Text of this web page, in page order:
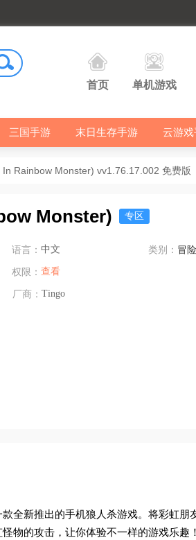
首页 单机游戏
三国手游 末日生存手游 云游戏
Rainbow Monster) vv1.76.17.002 免费版
Monster) 专区
语言： 中文 类别： 冒
权限： 查看
厂商： Tingo
全新推出的手机狼人杀游戏。将彩虹
物的攻击，让你体验不一样的游戏乐趣！